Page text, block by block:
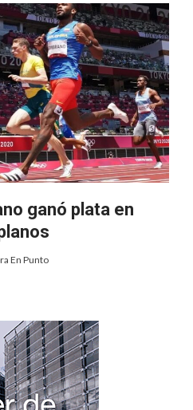
ganó plata en
En Punto